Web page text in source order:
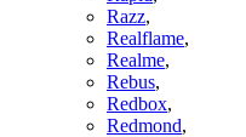
Razz,
Realflame,
Realme,
Rebus,
Redbox,
Redmond,